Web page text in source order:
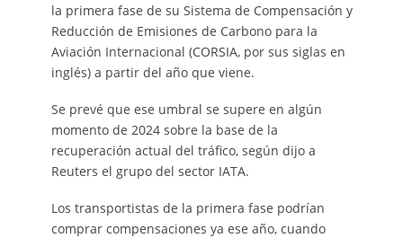
la primera fase de su Sistema de Compensación y
Reducción de Emisiones de Carbono para la
Aviación Internacional (CORSIA, por sus siglas en
inglés) a partir del año que viene.
Se prevé que ese umbral se supere en algún
momento de 2024 sobre la base de la
recuperación actual del tráfico, según dijo a
Reuters el grupo del sector IATA.
Los transportistas de la primera fase podrían
comprar compensaciones ya ese año, cuando